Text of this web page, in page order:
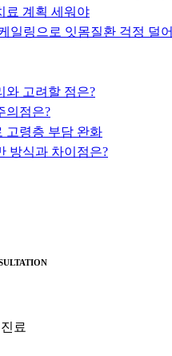
료 계획 세워야
일링으로 잇몸질환 걱정 덜어
와 고려할 점은?
의점은?
고령층 부담 완화
방식과 차이점은?
료